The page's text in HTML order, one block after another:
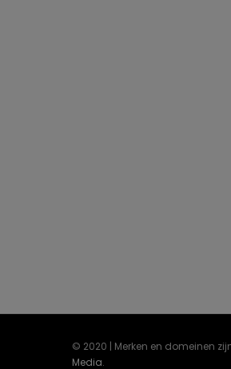
© 2020 | Merken en domeinen
Media.